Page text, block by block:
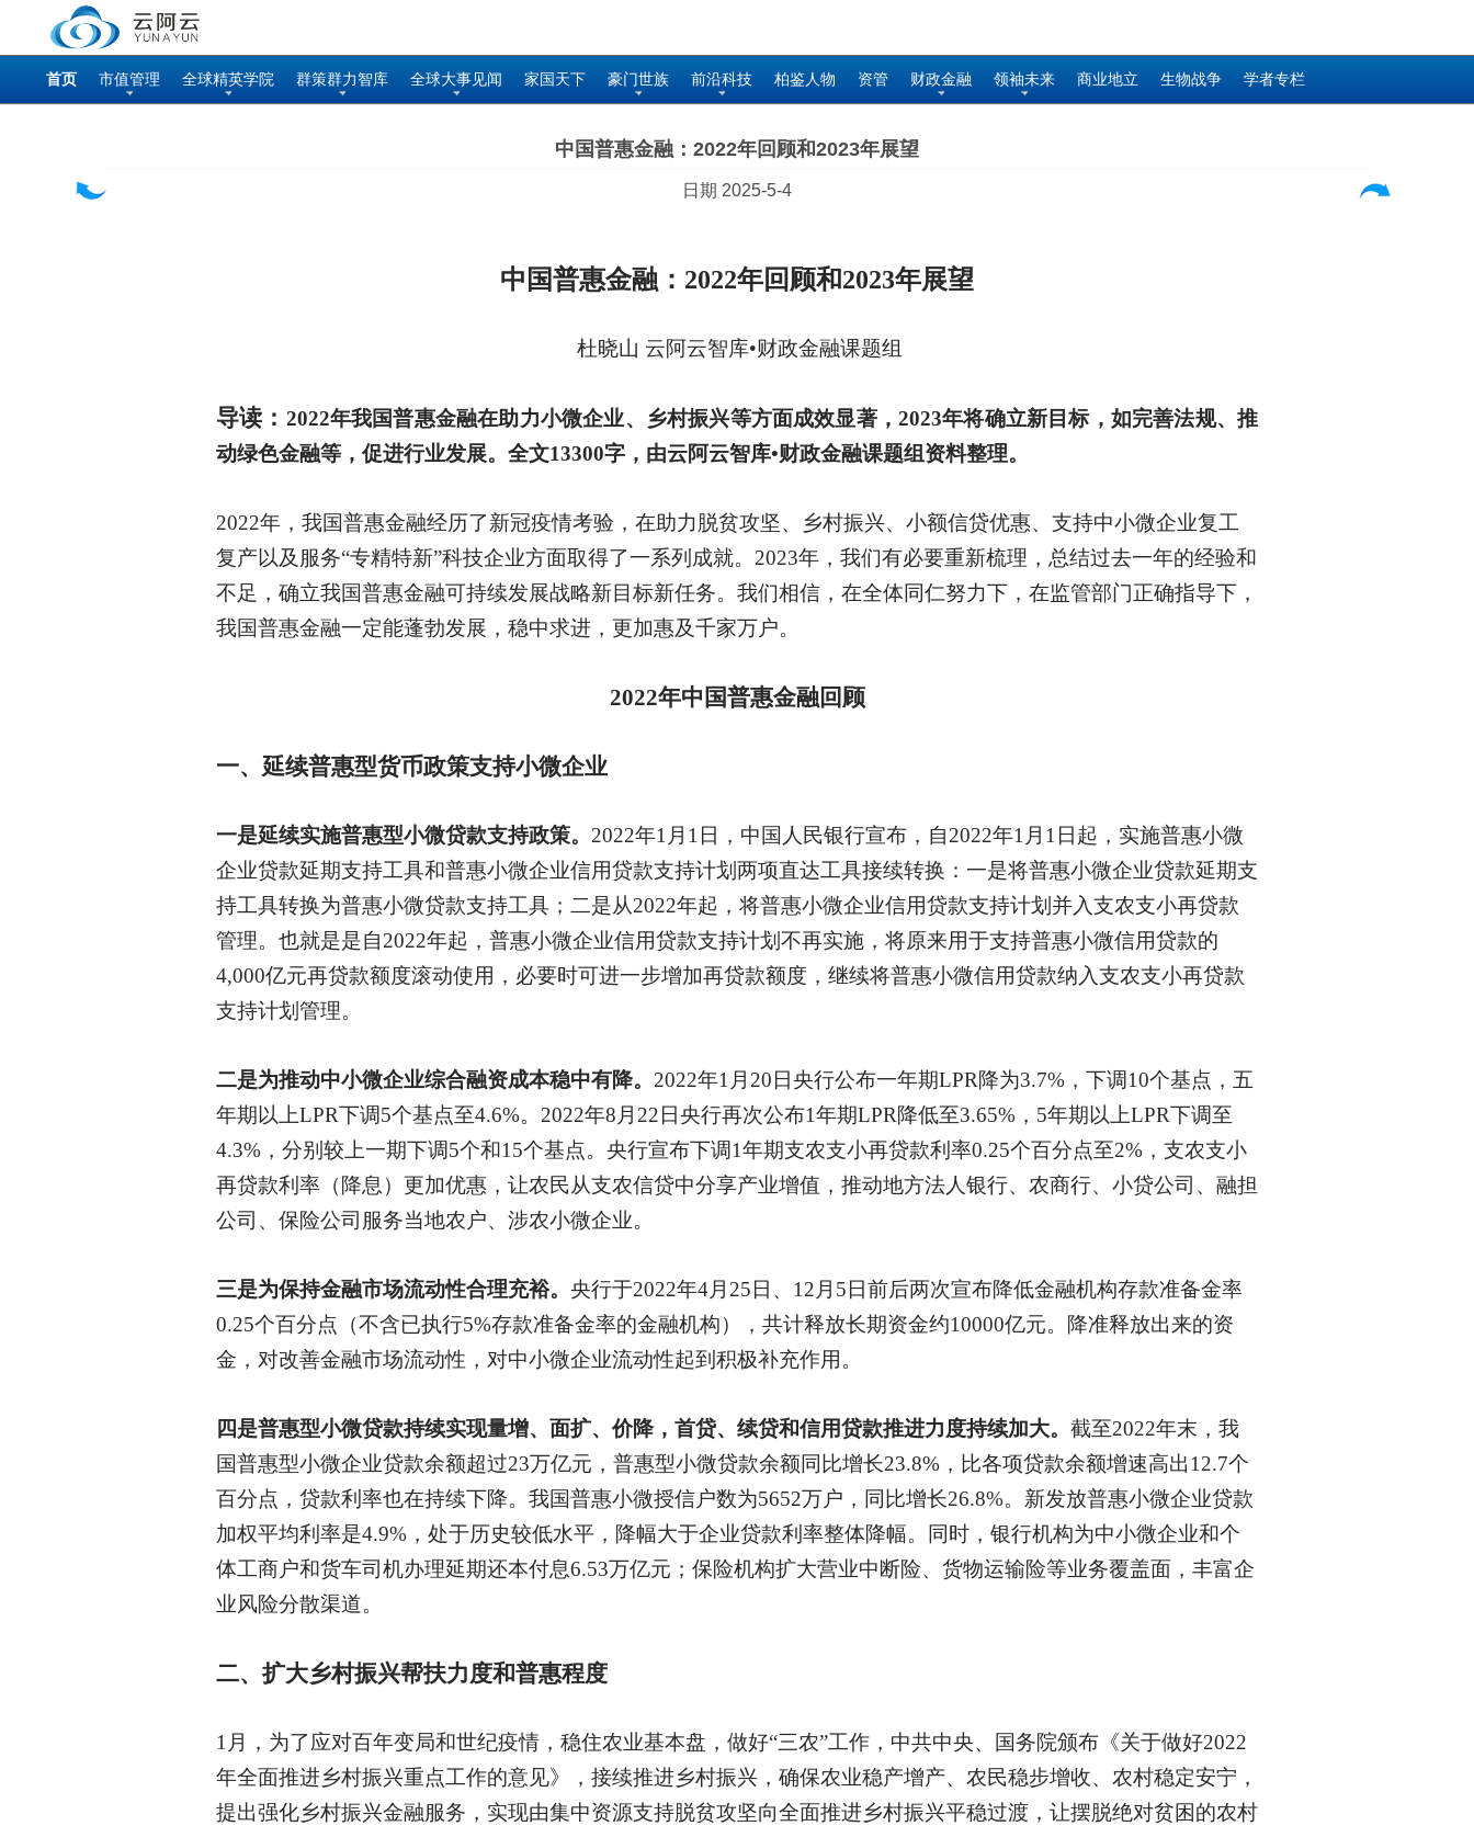
首页 市值管理 全球精英学院 群策群力智库 全球大事见闻 家国天下 豪门世族 前沿科技 柏鉴人物 资管 财政金融 领袖未来 商业地立 生物战争 学者专栏
中国普惠金融：2022年回顾和2023年展望
日期 2025-5-4
中国普惠金融： 2022年回顾和2023年展望
杜晓山 云阿云智库•财政金融课题组
导读： 2022年我国普惠金融在助力小微企业、乡村振兴等方面成效显著，2023年将确立新目标，如完善法规、推
动绿色金融等，促进行业发展。全文13300字，由云阿云智库•财政金融课题组资料整理。
2022年，我国普惠金融经历了新冠疫情考验，在助力脱贫攻坚、乡村振兴、小额信贷优惠、支持中小微企业复工
复产以及服务“专精特新”科技企业方面取得了一系列成就。2023年，我们有必要重新梳理，总结过去一年的经验和
不足，确立我国普惠金融可持续发展战略新目标新任务。我们相信，在全体同仁努力下，在监管部门正确指导下，
我国普惠金融一定能蓬勃发展，稳中求进，更加惠及千家万户。
2022年中国普惠金融回顾
一、延续普惠型货币政策支持小微企业
一是延续实施普惠型小微贷款支持政策。 2022年1月1日，中国人民银行宣布，自2022年1月1日起，实施普惠小微
企业贷款延期支持工具和普惠小微企业信用贷款支持计划两项直达工具接续转换：一是将普惠小微企业贷款延期支
持工具转换为普惠小微贷款支持工具；二是从2022年起，将普惠小微企业信用贷款支持计划并入支农支小再贷款
管理。也就是是自2022年起，普惠小微企业信用贷款支持计划不再实施，将原来用于支持普惠小微信用贷款的
4,000亿元再贷款额度滚动使用，必要时可进一步增加再贷款额度，继续将普惠小微信用贷款纳入支农支小再贷款
支持计划管理。
二是为推动中小微企业综合融资成本稳中有降。 2022年1月20日央行公布一年期LPR降为3.7%，下调10个基点，五
年期以上LPR下调5个基点至4.6%。2022年8月22日央行再次公布1年期LPR降低至3.65%，5年期以上LPR下调至
4.3%，分别较上一期下调5个和15个基点。央行宣布下调1年期支农支小再贷款利率0.25个百分点至2%，支农支小
再贷款利率（降息）更加优惠，让农民从支农信贷中分享产业增值，推动地方法人银行、农商行、小贷公司、融担
公司、保险公司服务当地农户、涉农小微企业。
三是为保持金融市场流动性合理充裕。 央行于2022年4月25日、12月5日前后两次宣布降低金融机构存款准备金率
0.25个百分点（不含已执行5%存款准备金率的金融机构），共计释放长期资金约10000亿元。降准释放出来的资
金，对改善金融市场流动性，对中小微企业流动性起到积极补充作用。
四是普惠型小微贷款持续实现量增、面扩、价降，首贷、续贷和信用贷款推进力度持续加大。 截至2022年末，我
国普惠型小微企业贷款余额超过23万亿元，普惠型小微贷款余额同比增长23.8%，比各项贷款余额增速高出12.7个
百分点，贷款利率也在持续下降。我国普惠小微授信户数为5652万户，同比增长26.8%。新发放普惠小微企业贷款
加权平均利率是4.9%，处于历史较低水平，降幅大于企业贷款利率整体降幅。同时，银行机构为中小微企业和个
体工商户和货车司机办理延期还本付息6.53万亿元；保险机构扩大营业中断险、货物运输险等业务覆盖面，丰富企
业风险分散渠道。
二、扩大乡村振兴帮扶力度和普惠程度
1月，为了应对百年变局和世纪疫情，稳住农业基本盘，做好“三农”工作，中共中央、国务院颁布《关于做好2022
年全面推进乡村振兴重点工作的意见》，接续推进乡村振兴，确保农业稳产增产、农民稳步增收、农村稳定安宁，
提出强化乡村振兴金融服务，实现由集中资源支持脱贫攻坚向全面推进乡村振兴平稳过渡，让摆脱绝对贫困的农村